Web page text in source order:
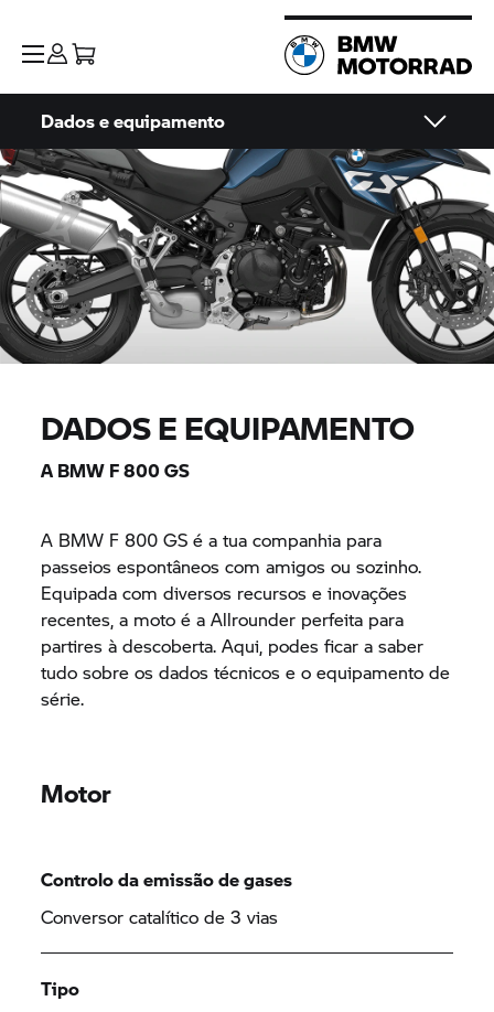
Dados e equipamento
DADOS E EQUIPAMENTO
A BMW F 800 GS
A BMW F 800 GS é a tua companhia para
passeios espontâneos com amigos ou sozinho.
Equipada com diversos recursos e inovações
recentes, a moto é a Allrounder perfeita para
partires à descoberta. Aqui, podes ficar a saber
tudo sobre os dados técnicos e o equipamento de
série.
Motor
Controlo da emissão de gases
Conversor catalítico de 3 vias
Tipo